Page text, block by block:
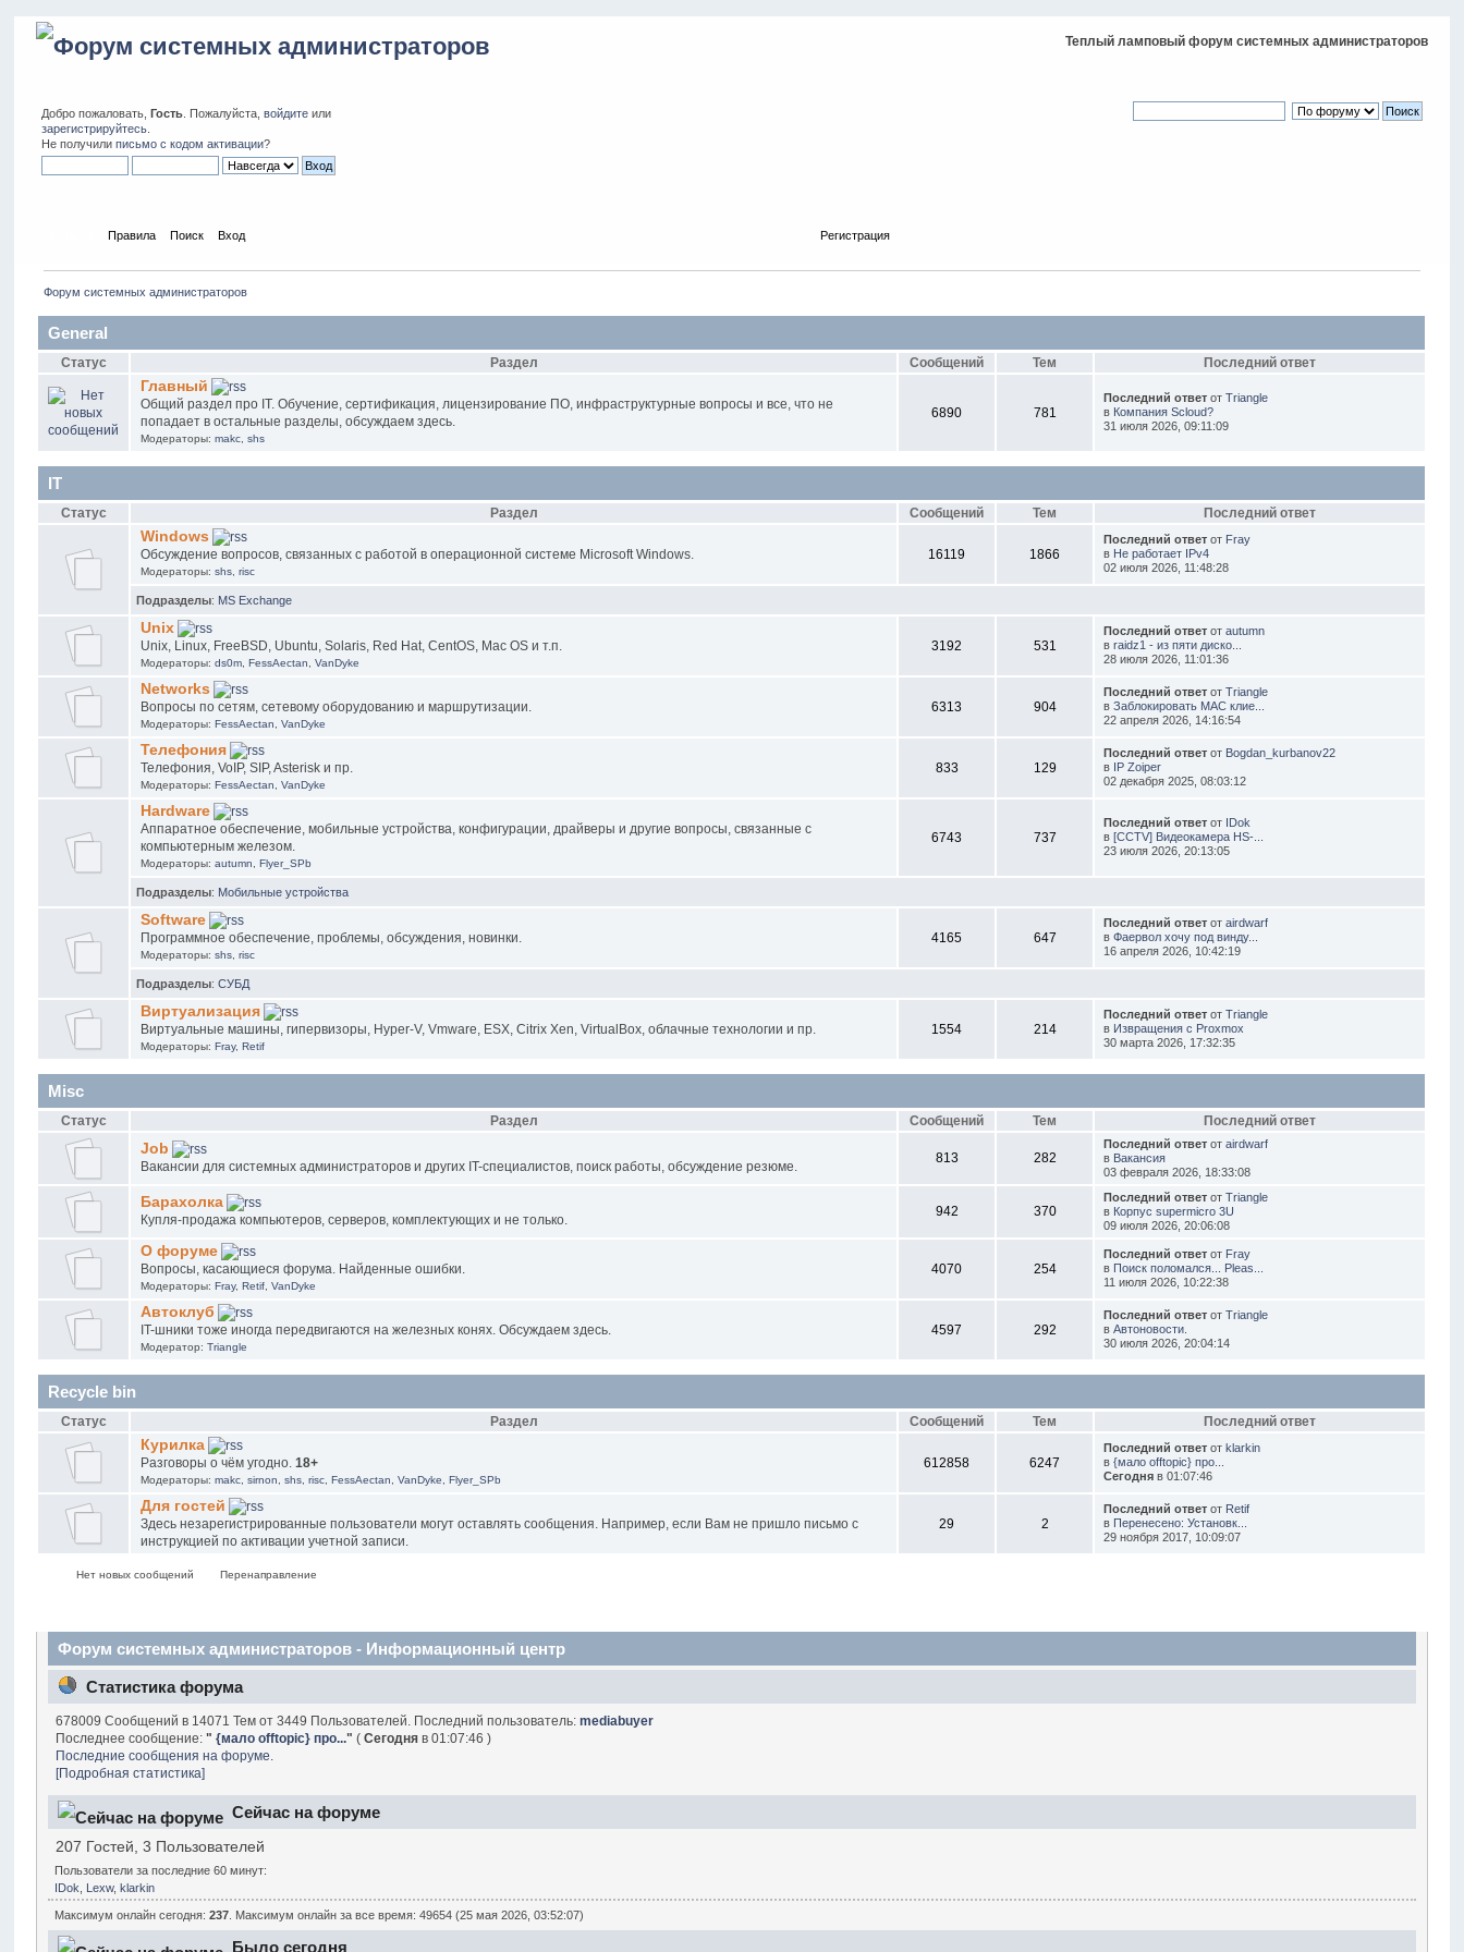
Теплый ламповый форум системных администраторов
Добро пожаловать,Гость . Пожалуйста,войдите или
зарегистрируйтесь
Не получилиписьмо с кодом активации?
Правила Поиск Вход Регистрация
Форум системных администраторов
General
Статус Раздел Сообщений Тем Последний ответ
Главный
Общий раздел про IT. Обучение, сертификация, лицензирование ПО, инфраструктурные вопросы и все, что не
попадает в остальные разделы, обсуждаем здесь.
Модераторы:makc ,shs
6890 781
Последний ответот Triangle
в Компания Scloud?
31 июля 2026, 09:11:09
IT
Статус Раздел Сообщений Тем Последний ответ
Windows
Обсуждение вопросов, связанных с работой в операционной системе Microsoft Windows.
Модераторы:shs ,risc
16119 1866
Последний ответот Fray
в Не работает IPv4
02 июля 2026, 11:48:28
Подразделы: MS Exchange
Unix
Unix, Linux, FreeBSD, Ubuntu, Solaris, Red Hat, CentOS, Mac OS и т.п.
Модераторы:ds0m ,FessAectan ,VanDyke
3192 531
Последний ответот autumn
в raidz1 - из пяти диско...
28 июля 2026, 11:01:36
Networks
Вопросы по сетям, сетевому оборудованию и маршрутизации.
Модераторы:FessAectan ,VanDyke
6313 904
Последний ответот Triangle
в Заблокировать MAC клие...
22 апреля 2026, 14:16:54
Телефония
Телефония, VoIP, SIP, Asterisk и пр.
Модераторы:FessAectan ,VanDyke
833 129
Последний ответот Bogdan_kurbanov22
в IP Zoiper
02 декабря 2025, 08:03:12
Hardware
Аппаратное обеспечение, мобильные устройства, конфигурации, драйверы и другие вопросы, связанные с
компьютерным железом.
Модераторы:autumn ,Flyer_SPb
6743 737
Последний ответот IDok
в [CCTV] Видеокамера HS-...
23 июля 2026, 20:13:05
Подразделы: Мобильные устройства
Software
Программное обеспечение, проблемы, обсуждения, новинки.
Модераторы:shs ,risc
4165 647
Последний ответот airdwarf
в Фаервол хочу под винду...
16 апреля 2026, 10:42:19
Подразделы:СУБД
Виртуализация
Виртуальные машины, гипервизоры, Hyper-V, Vmware, ESX, Citrix Xen, VirtualBox, облачные технологии и пр.
Модераторы:Fray,Retif
1554 214
Последний ответот Triangle
в Извращения с Proxmox
30 марта 2026, 17:32:35
Misc
Статус Раздел Сообщений Тем Последний ответ
Job
Вакансии для системных администраторов и других IT-специалистов, поиск работы, обсуждение резюме.
813 282
Последний ответот airdwarf
в Вакансия
03 февраля 2026, 18:33:08
Барахолка
Купля-продажа компьютеров, серверов, комплектующих и не только.
942 370
Последний ответот Triangle
в Корпус supermicro 3U
09 июля 2026, 20:06:08
О форуме
Вопросы, касающиеся форума. Найденные ошибки.
Модераторы:Fray,Retif ,VanDyke
4070 254
Последний ответот Fray
в Поиск поломался... Pleas...
11 июля 2026, 10:22:38
Автоклуб
IT-шники тоже иногда передвигаются на железных конях. Обсуждаем здесь.
Модератор:Triangle
4597 292
Последний ответот Triangle
в Автоновости.
30 июля 2026, 20:04:14
Recycle bin
Статус Раздел Сообщений Тем Последний ответ
Курилка
Разговоры о чём угодно.18+
Модераторы:makc ,sirnon ,shs ,risc ,FessAectan ,VanDyke ,Flyer_SPb
612858 6247
Последний ответот klarkin
в {мало offtopic} про...
Сегодняв 01:07:46
Для гостей
Здесь незарегистрированные пользователи могут оставлять сообщения. Например, если Вам не пришло письмо с
инструкцией по активации учетной записи.
29 2
Последний ответот Retif
в Перенесено: Установк...
29 ноября 2017, 10:09:07
Нет новых сообщений Перенаправление
Форум системных администраторов - Информационный центр
Статистика форума
678009 Сообщений в 14071 Тем от 3449 Пользователей. Последний пользователь: mediabuyer
Последнее сообщение: " {мало offtopic} про..." ( Сегодняв 01:07:46 )
Последние сообщения на форуме.
[Подробная статистика]
Сейчас на форуме
207 Гостей, 3 Пользователей
Пользователи за последние 60 минут:
IDok
Lexw, klarkin
Максимум онлайн сегодня: 237. Максимум онлайн за все время: 49654 (25 мая 2026, 03:52:07)
Было сегодня